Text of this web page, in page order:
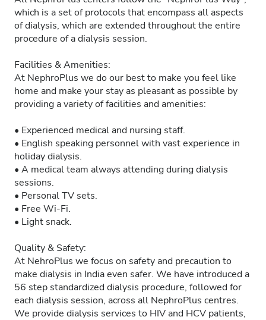
which is a set of protocols that encompass all aspects
of dialysis, which are extended throughout the entire
procedure of a dialysis session.
Facilities & Amenities:
At NephroPlus we do our best to make you feel like
home and make your stay as pleasant as possible by
providing a variety of facilities and amenities:
• Experienced medical and nursing staff.
• English speaking personnel with vast experience in
holiday dialysis.
• A medical team always attending during dialysis
sessions.
• Personal TV sets.
• Free Wi-Fi.
• Light snack.
Quality & Safety:
At NehroPlus we focus on safety and precaution to
make dialysis in India even safer. We have introduced a
56 step standardized dialysis procedure, followed for
each dialysis session, across all NephroPlus centres.
We provide dialysis services to HIV and HCV patients,